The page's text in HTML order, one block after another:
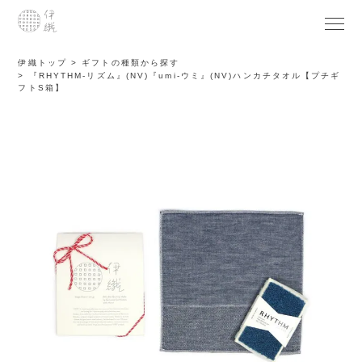
伊織トップ
ギフトの種類から探す
『RHYTHM-リズム』(NV)『umi-ウミ』(NV)ハンカチタオル【プチギ
フトS箱】